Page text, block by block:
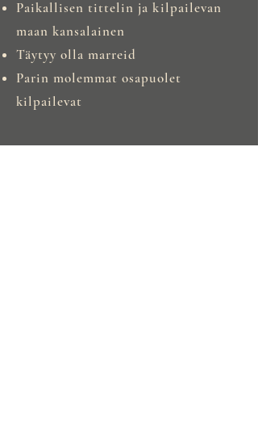
Paikallisen tittelin ja kilpailevan
maan kansalainen
Täytyy olla marreid
Parin molemmat osapuolet
kilpailevat